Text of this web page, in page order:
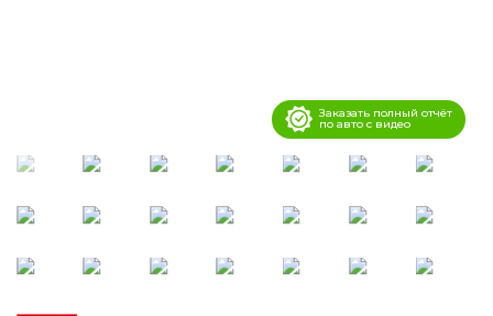
Заказать полный отчёт
по авто с видео